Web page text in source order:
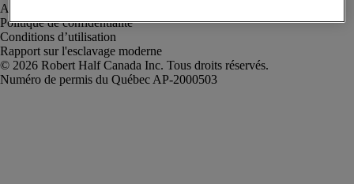
Alerte à la fraude
Politique de confidentialité
Conditions d’utilisation
Rapport sur l'esclavage moderne
Robert Half Canada Inc. Tous droits réservés.